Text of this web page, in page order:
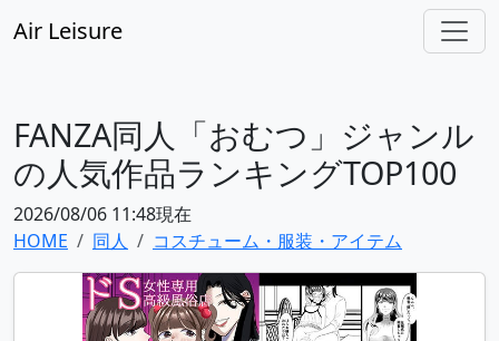
Air Leisure
FANZA同人「おむつ」ジャンル
の人気作品ランキングTOP100
2026/08/06 11:48現在
HOME
同人 コスチューム・服装・アイテム